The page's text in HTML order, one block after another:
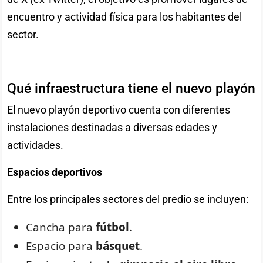
encuentro y actividad física para los habitantes del
sector.
Qué infraestructura tiene el nuevo playón
El nuevo playón deportivo cuenta con diferentes
instalaciones destinadas a diversas edades y
actividades.
Espacios deportivos
Entre los principales sectores del predio se incluyen:
Cancha parafútbol.
Espacio para básquet.